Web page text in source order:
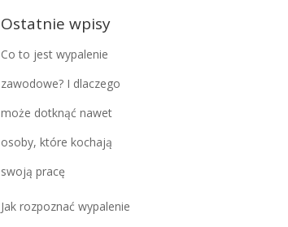
Ostatnie wpisy
Co to jest wypalenie
zawodowe? I dlaczego
może dotknąć nawet
osoby, które kochają
swoją pracę
Jak rozpoznać wypalenie